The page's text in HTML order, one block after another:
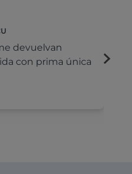
devuelvan
con prima única